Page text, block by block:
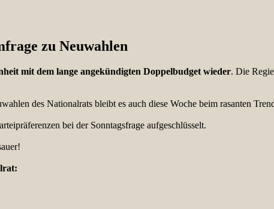
zu Neuwahlen
mit dem lange angekündigten Doppelbudget wieder. Die
des Nationalrats bleibt es auch diese Woche beim rasanten
bei der Sonntagsfrage aufgeschlüsselt.